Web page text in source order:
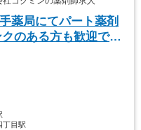
薬局にてパート薬剤
のある方も歓迎で
丁目駅